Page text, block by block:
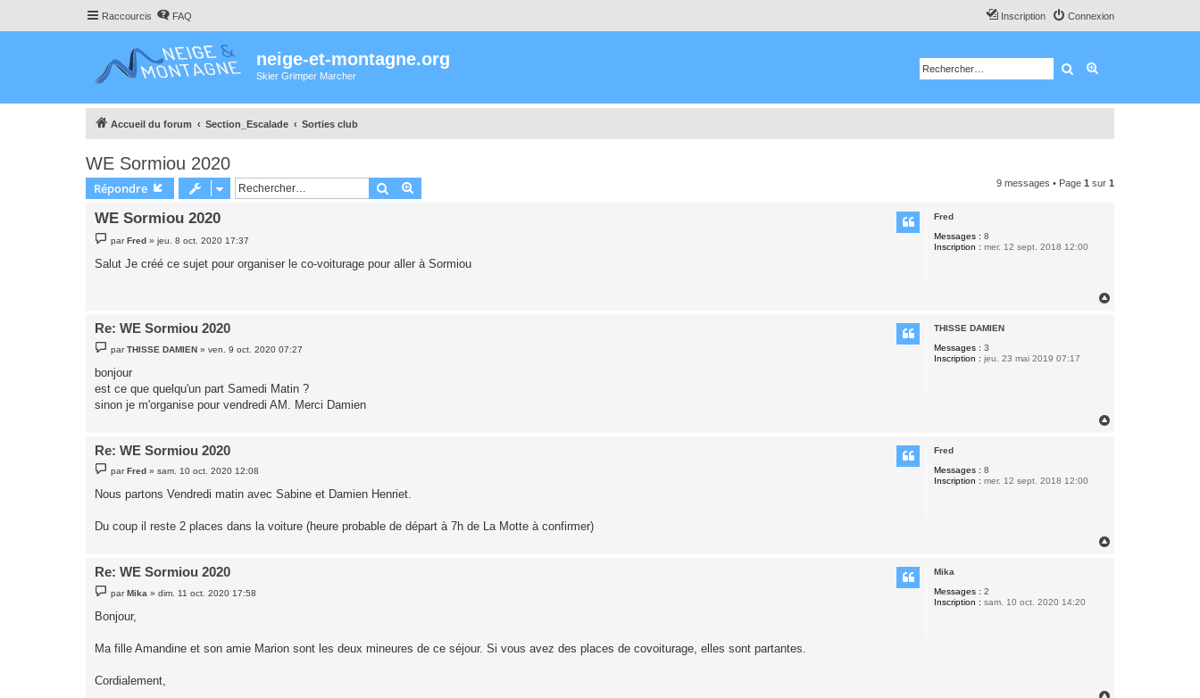
Raccourcis FAQ Connexion
Inscription
neige-et-montagne.org
Skier Grimper Marcher Rechercher
Accueil du forum Section_Escalade Sorties club
WE Sormiou 2020
Répondre Rechercher 9 messages • Page 1 sur 1
Fred
Messages : 8
Inscription : mer. 12 sept. 2018 12:00
WE Sormiou 2020
e
s
s
parFred »jeu. 8 oct. 2020 17:37
Salut Je créé ce sujet pour organiser le co-voiturage pour aller à Sormiou
THISSE DAMIEN
Messages : 3
Inscription : jeu. 23 mai 2019 07:17
Re: WE Sormiou 2020
e
s
a
e
parTHISSE DAMIEN »ven. 9 oct. 2020 07:27
bonjour
est ce que quelqu'un part Samedi Matin ?
sinon je m'organise pour vendredi AM. Merci Damien
Fred
Messages : 8
Inscription : mer. 12 sept. 2018 12:00
Re: WE Sormiou 2020
e
s
e
parFred »sam. 10 oct. 2020 12:08
Nous partons Vendredi matin avec Sabine et Damien Henriet.
Du coup il reste 2 places dans la voiture (heure probable de départ à 7h de La Motte à confirmer)
Mika
Messages : 2
Inscription : sam. 10 oct. 2020 14:20
Re: WE Sormiou 2020
e
s
e
parMika »dim. 11 oct. 2020 17:58
Bonjour,
Ma fille Amandine et son amie Marion sont les deux mineures de ce séjour. Si vous avez des places de covoiturage, elles sont partantes.
Cordialement,